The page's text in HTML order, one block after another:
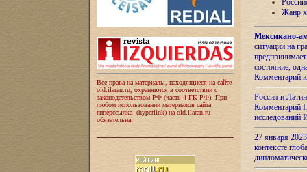
Все права на материалы, находящиеся на сайте
old.ilaran.ru, охраняются в соответствии с
законодательством РФ (часть 4 ГК РФ). При
любом использовании материалов сайта
гиперссылка (hyperlink) на old.ilaran.ru
обязательна.
Жанр
Мексикано-
ситуации на
состояние,
Комментарий
Россия и
Комментарий
27 января
контексте